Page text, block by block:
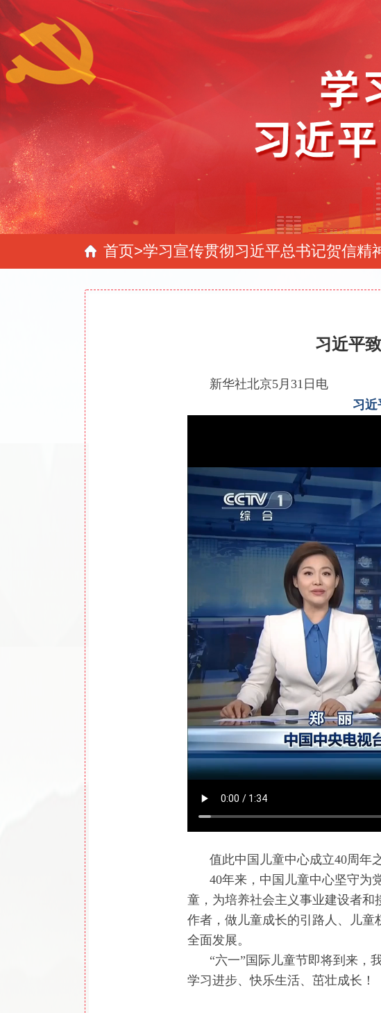
首页>学习宣传贯彻习近平总书记贺信精
习近平
新华社北京5月31日电
习近
值此中国儿童中心成立40周年
40年来，中国儿童中心坚守为
童，为培养社会主义事业建设者
作者，做儿童成长的引路人、儿童
全面发展。
“六一”国际儿童节即将到来，
学习进步、快乐生活、茁壮成长！